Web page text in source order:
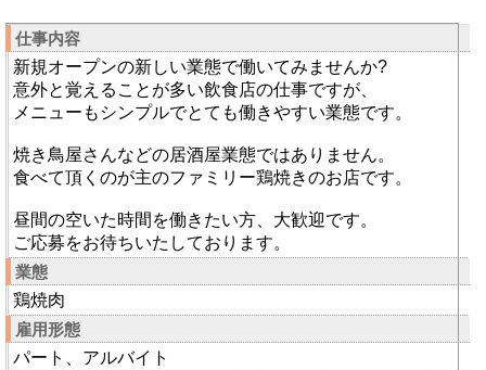
仕事内容
新規オープンの新しい業態で働いてみませんか?
意外と覚えることが多い飲食店の仕事ですが、
メニューもシンプルでとても働きやすい業態です。
焼き鳥屋さんなどの居酒屋業態ではありません。
食べて頂くのが主のファミリー鶏焼きのお店です。
昼間の空いた時間を働きたい方、大歓迎です。
ご応募をお待ちいたしております。
業態
鶏焼肉
雇用形態
パート、アルバイト